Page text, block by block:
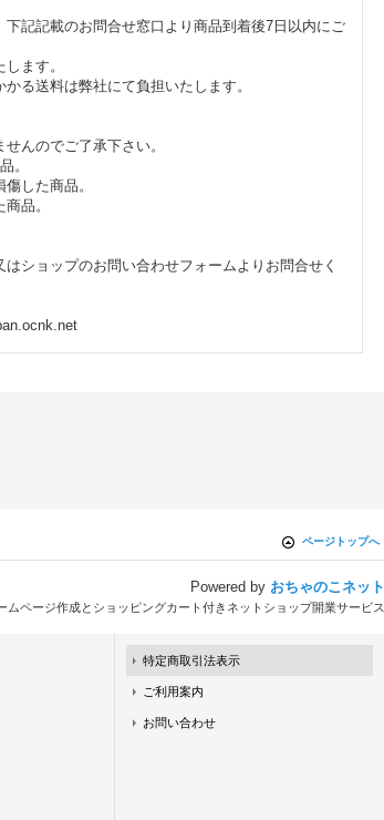
記記載のお問合せ窓口より商品到着後7日以内にご
ます。
る送料は弊社にて負担いたします。
んのでご了承下さい。
。
した商品。
品。
ショップのお問い合わせフォームよりお問合せく
ページトップへ
Powered by おちゃのこネット
ムページ作成とショッピングカート付きネットショップ開業サービス
特定商取引法表示
ご利用案内
お問い合わせ